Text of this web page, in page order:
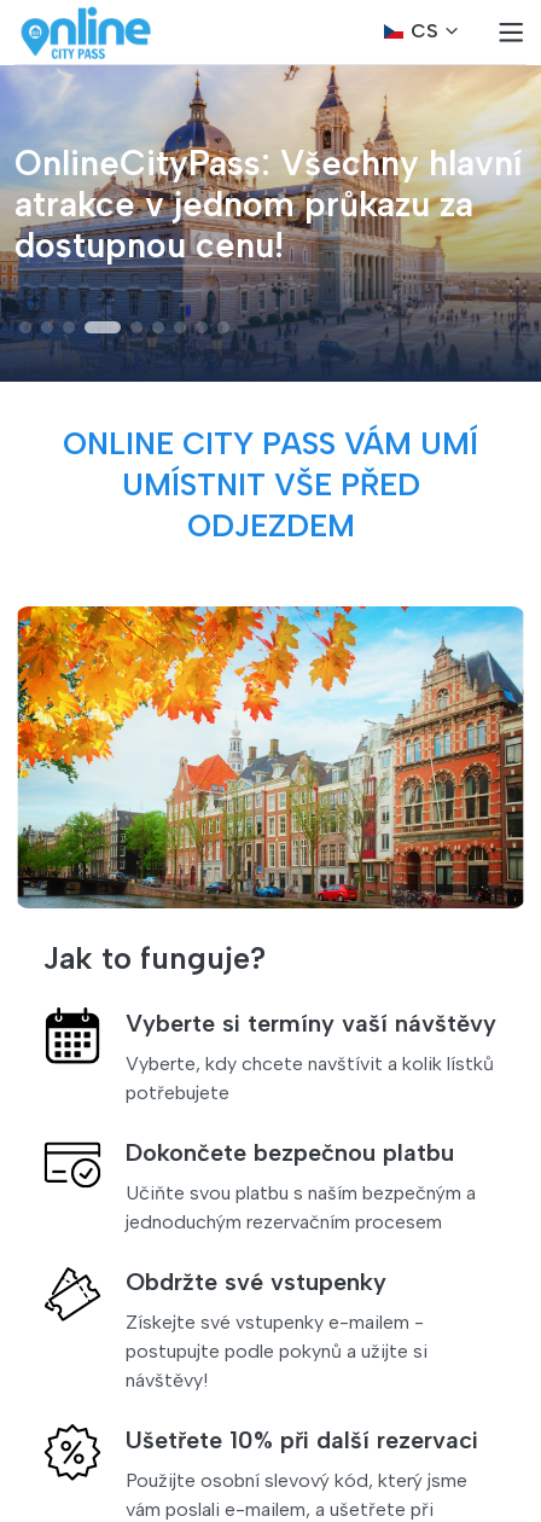
CS
OnlineCityPass: Všechny hlavní
atrakce v jednom průkazu za
dostupnou cenu!
ONLINE CITY PASS VÁM UMÍ
UMÍSTNIT VŠE PŘED
ODJEZDEM
Jak to funguje?
Vyberte si termíny vaší návštěvy
Vyberte, kdy chcete navštívit a kolik lístků
potřebujete
Dokončete bezpečnou platbu
Učiňte svou platbu s naším bezpečným a
jednoduchým rezervačním procesem
Obdržte své vstupenky
Získejte své vstupenky e-mailem -
postupujte podle pokynů a užijte si
návštěvy!
Ušetřete 10% při další rezervaci
Použijte osobní slevový kód, který jsme
vám poslali e-mailem, a ušetřete při